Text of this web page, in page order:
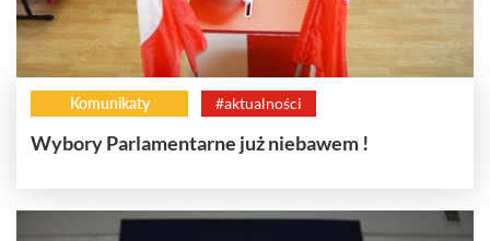
Komunikaty #aktualności
Wybory Parlamentarne już niebawem !